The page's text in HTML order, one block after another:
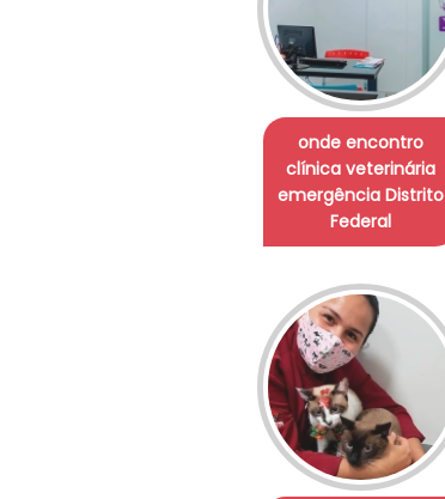
onde encontro
clínica veterinária
emergência Distrito
Federal